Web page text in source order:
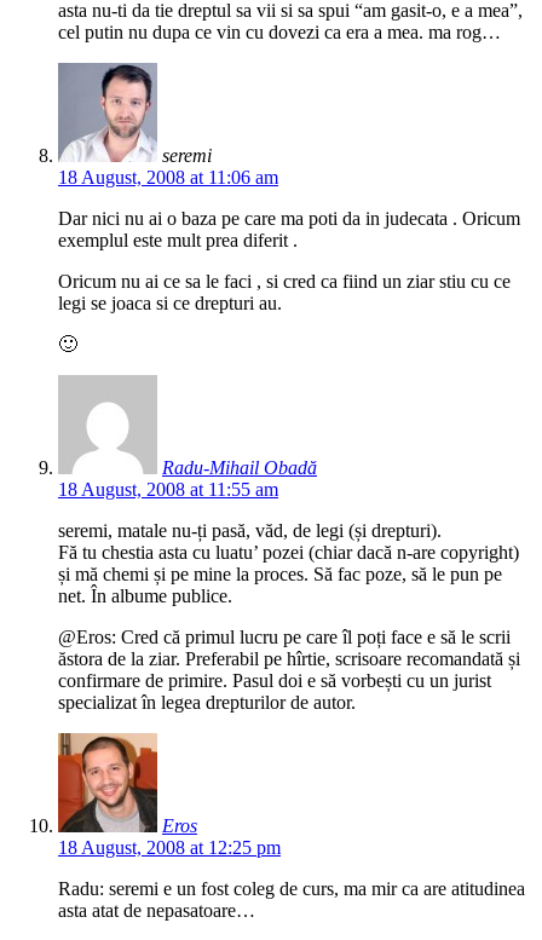
asta nu-ti da tie dreptul sa vii si sa spui “am gasit-o, e a mea”,
cel putin nu dupa ce vin cu dovezi ca era a mea. ma rog…
seremi
18 August, 2008 at 11:06 am
Dar nici nu ai o baza pe care ma poti da in judecata . Oricum
exemplul este mult prea diferit .
Oricum nu ai ce sa le faci , si cred ca fiind un ziar stiu cu ce
legi se joaca si ce drepturi au.
🙂
Radu-Mihail Obadă
18 August, 2008 at 11:55 am
seremi, matale nu-ți pasă, văd, de legi (și drepturi).
Fă tu chestia asta cu luatu’ pozei (chiar dacă n-are copyright)
și mă chemi și pe mine la proces. Să fac poze, să le pun pe
net. În albume publice.
@Eros: Cred că primul lucru pe care îl poți face e să le scrii
ăstora de la ziar. Preferabil pe hîrtie, scrisoare recomandată și
confirmare de primire. Pasul doi e să vorbești cu un jurist
specializat în legea drepturilor de autor.
Eros
18 August, 2008 at 12:25 pm
Radu: seremi e un fost coleg de curs, ma mir ca are atitudinea
asta atat de nepasatoare…